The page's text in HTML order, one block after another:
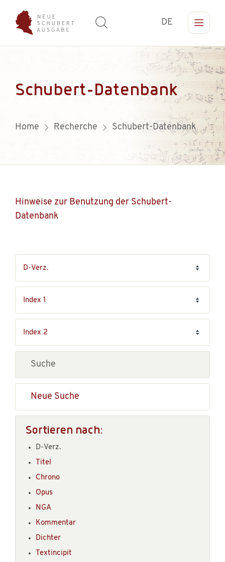
DE
Schubert-Datenbank
Home Recherche Schubert-Datenbank
Hinweise zur Benutzung der Schubert-
Datenbank
Neue Suche
Sortieren nach:
D-Verz.
Titel
Chrono
Opus
NGA
Kommentar
Dichter
Textincipit